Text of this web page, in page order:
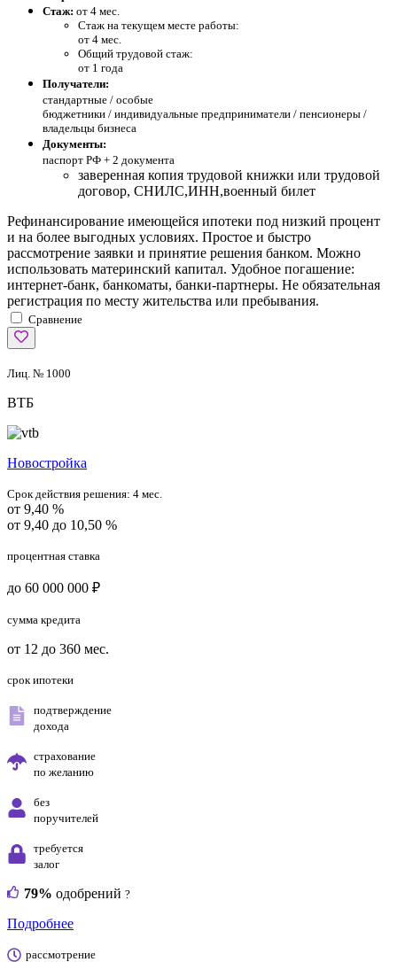
Стаж: от 4 мес.
Стаж на текущем месте работы:
от 4 мес.
Общий трудовой стаж:
от 1 года
Получатели:
стандартные / особые
бюджетники / индивидуальные предприниматели / пенсионеры /
владельцы бизнеса
Документы:
паспорт РФ + 2 документа
заверенная копия трудовой книжки или трудовой
договор, СНИЛС,ИНН,военный билет
Рефинансирование имеющейся ипотеки под низкий процент
и на более выгодных условиях. Простое и быстро
рассмотрение заявки и принятие решения банком. Можно
использовать материнский капитал. Удобное погашение:
интернет-банк, банкоматы, банки-партнеры. Не обязательная
регистрация по месту жительства или пребывания.
Сравнение
Лиц. № 1000
ВТБ
Новостройка
Срок действия решения: 4 мес.
от 9,40 %
от 9,40 до 10,50 %
процентная ставка
до 60 000 000 ₽
сумма кредита
от 12 до 360 мес.
срок ипотеки
подтверждение
дохода
страхование
по желанию
без
поручителей
требуется
залог
79% одобрений ?
Подробнее
рассмотрение